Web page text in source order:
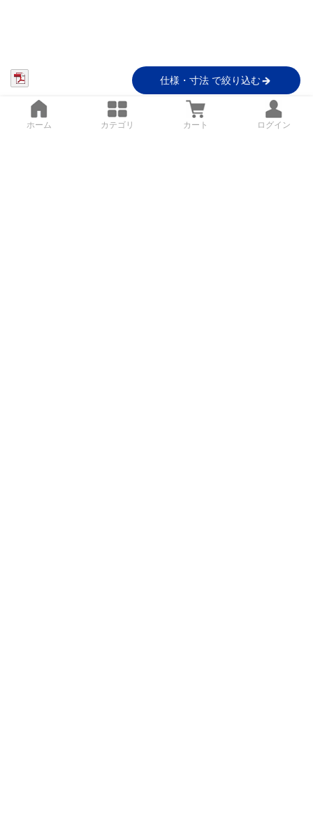
仕様・寸法 で絞り込む
ホーム カテゴリ カート ログイン